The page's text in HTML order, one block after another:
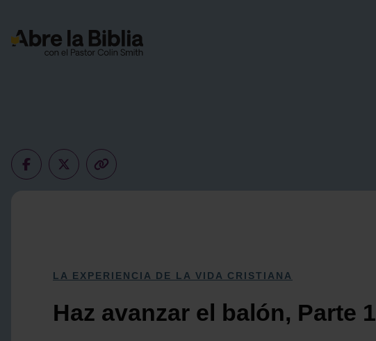
Navegación Principal
LA EXPERIENCIA DE LA VIDA CRISTIANA
Haz avanzar el balón, Parte 1